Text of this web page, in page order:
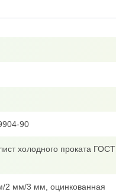
90
холодного проката ГОСТ
2 мм/3 мм, оцинкованная